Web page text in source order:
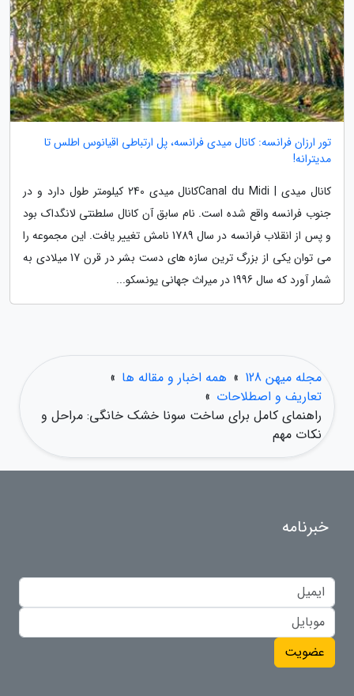
تور ارزان فرانسه: کانال میدی فرانسه، پل ارتباطی اقیانوس اطلس تا
مدیترانه!
کانال میدی | Canal du Midiکانال میدی 240 کیلومتر طول دارد و در
جنوب فرانسه واقع شده است. نام سابق آن کانال سلطنتی لانگداک بود
و پس از انقلاب فرانسه در سال 1789 نامش تغییر یافت. این مجموعه را
می توان یکی از بزرگ ترین سازه های دست بشر در قرن 17 میلادی به
شمار آورد که سال 1996 در میراث جهانی یونسکو...
مجله میهن 128 » همه اخبار و مقاله ها »
تعاریف و اصطلاحات »
راهنمای کامل برای ساخت سونا خشک خانگی: مراحل و
نکات مهم
خبرنامه
عضویت